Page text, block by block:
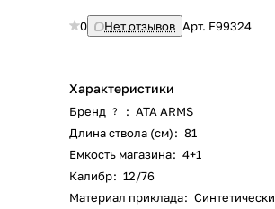
0 Нет отзывов Арт. F99324
Характеристики
Бренд ? : ATA ARMS
Длина ствола (см): 81
Емкость магазина: 4+1
Калибр: 12/76
Материал приклада: